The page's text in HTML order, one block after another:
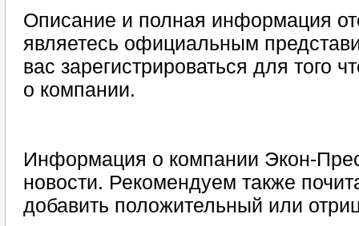
Описание и полная информация
являетесь официальным
вас зарегистрироваться для того
о компании.
Информация о компании Экон-
новости. Рекомендуем также
добавить положительный или